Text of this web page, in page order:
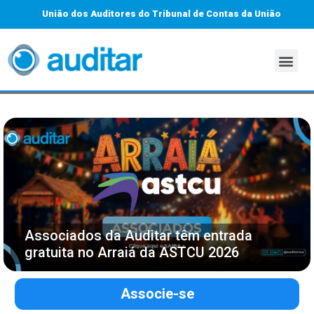
União dos Auditores do Tribunal de Contas da União
Associados da Auditar têm entrada
gratuita no Arraiá da ASTCU 2026
Associe-se